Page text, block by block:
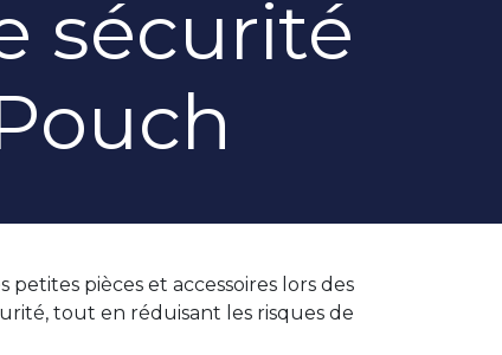
sécurité
pièces et accessoires lors des
tout en réduisant les risques de